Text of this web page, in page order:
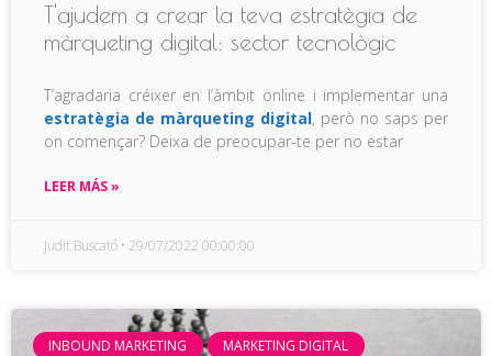
T'ajudem a crear la teva estratègia de
màrqueting digital: sector tecnològic
T’agradaria créixer en l’àmbit online i implementar una
estratègia de màrqueting digital, però no saps per
on començar? Deixa de preocupar-te per no estar
LEER MÁS »
Judit Buscató 29/07/2022 00:00:00
INBOUND MARKETING
MARKETING DIGITAL